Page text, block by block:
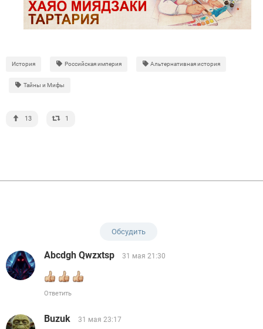
История Российская империя Альтернативная история
Тайны и Мифы
13 1
Обсудить
Abcdgh Qwzxtsp 31 мая 21:30
Ответить
Buzuk 31 мая 23:17